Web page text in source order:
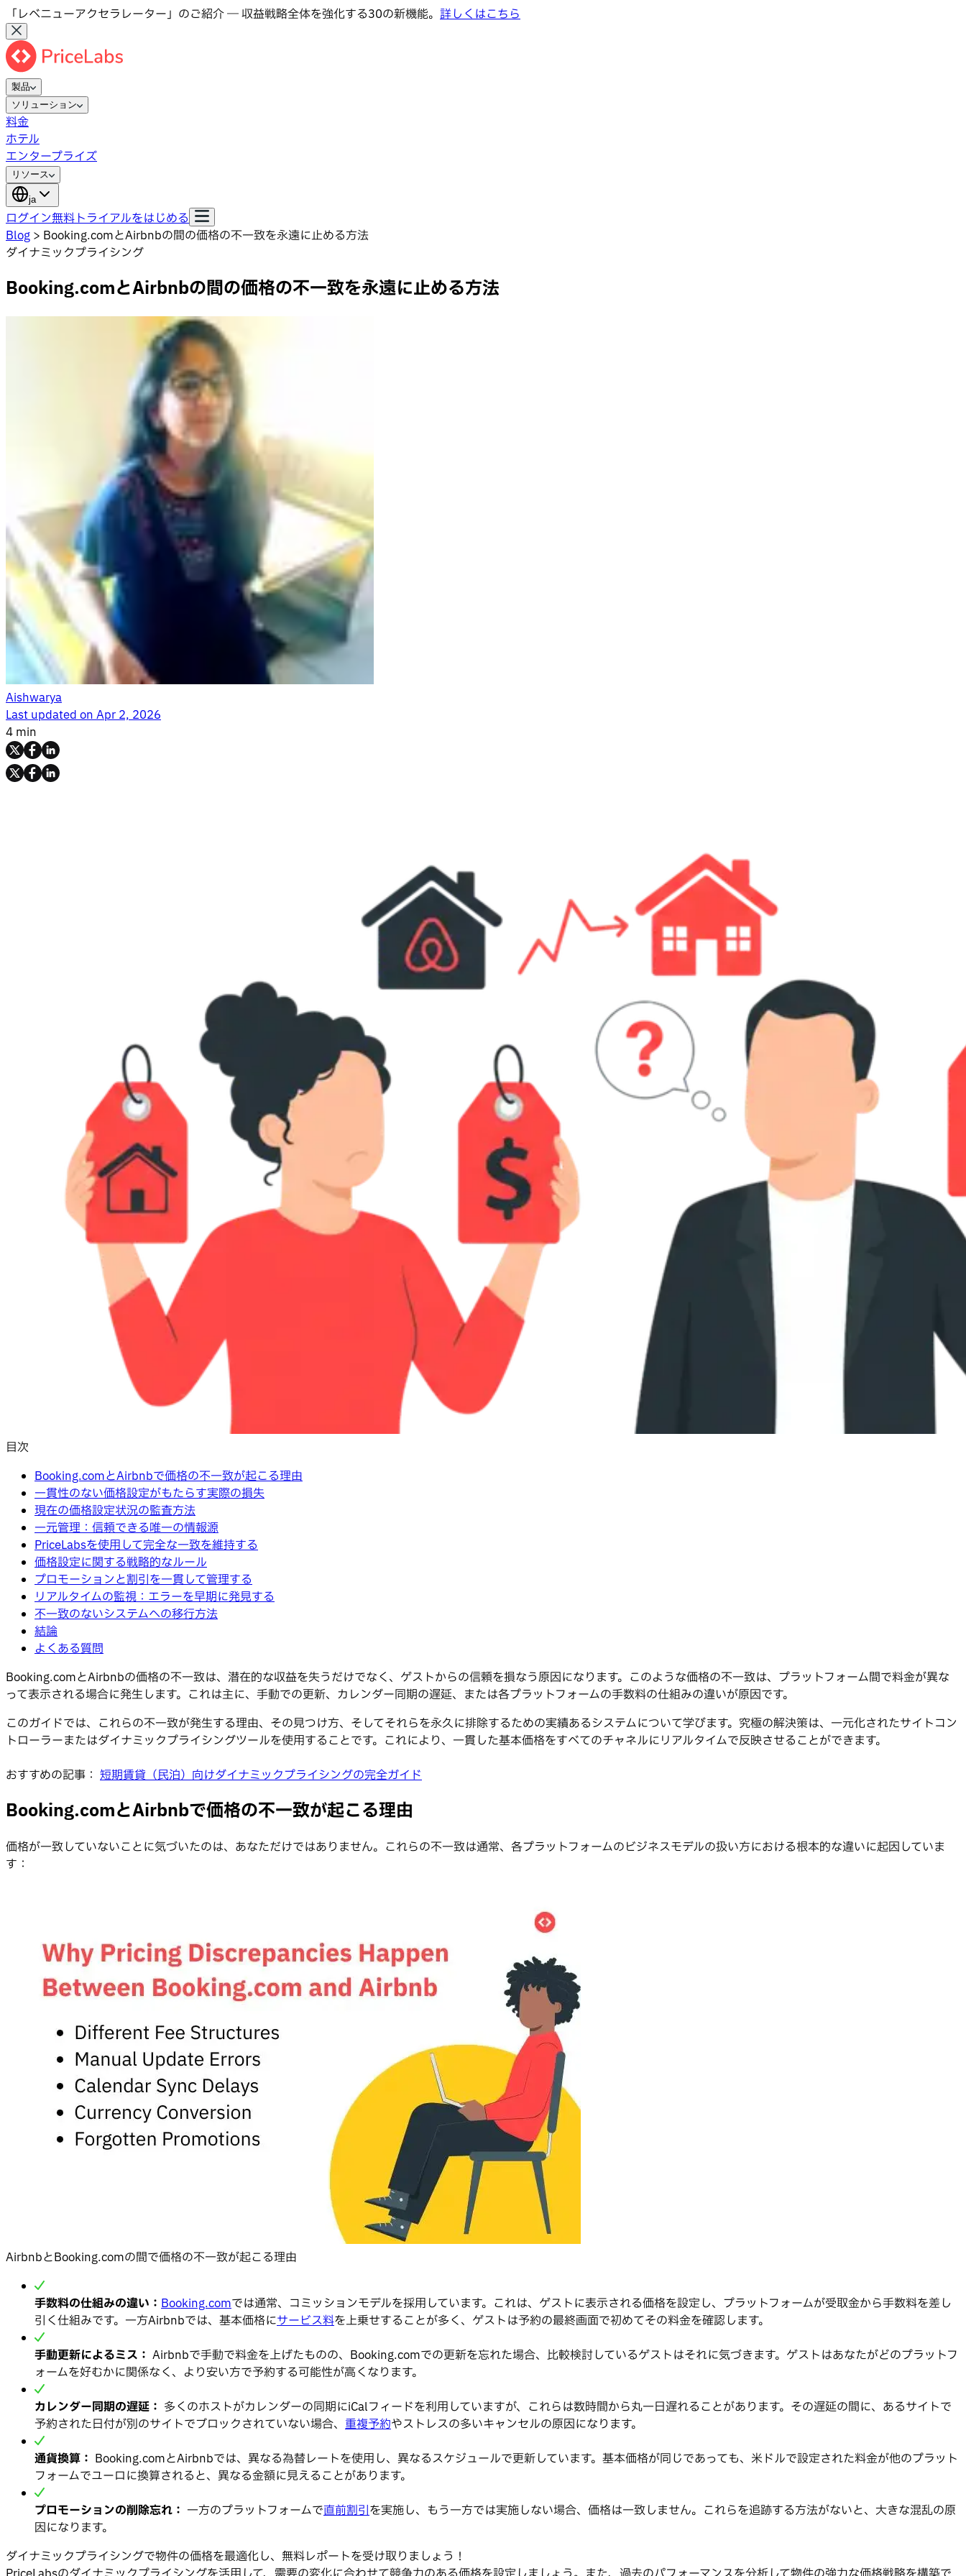
「レベニューアクセラレーター」のご紹介 ― 収益戦略全体を強化する30の新機能。 詳しくはこちら
製品
ソリューション
料金
ホテル
エンタープライズ
リソース
ja
ログイン無料トライアルをはじめる
Blog > Booking.comとAirbnbの間の価格の不一致を永遠に止める方法
ダイナミックプライシング
Booking.comとAirbnbの間の価格の不一致を永遠に止める方法
Aishwarya
Last updated onApr 2, 2026
4 min
目次
Booking.comとAirbnbで価格の不一致が起こる理由
一貫性のない価格設定がもたらす実際の損失
現在の価格設定状況の監査方法
一元管理：信頼できる唯一の情報源
PriceLabsを使用して完全な一致を維持する
価格設定に関する戦略的なルール
プロモーションと割引を一貫して管理する
リアルタイムの監視：エラーを早期に発見する
不一致のないシステムへの移行方法
結論
よくある質問
Booking.comとAirbnbの価格の不一致は、潜在的な収益を失うだけでなく、ゲストからの信頼を損なう原因になります。このような価格の不一致は、プラットフォーム間で料金が異な
って表示される場合に発生します。これは主に、手動での更新、カレンダー同期の遅延、または各プラットフォームの手数料の仕組みの違いが原因です。
このガイドでは、これらの不一致が発生する理由、その見つけ方、そしてそれらを永久に排除するための実績あるシステムについて学びます。究極の解決策は、一元化されたサイトコン
トローラーまたはダイナミックプライシングツールを使用することです。これにより、一貫した基本価格をすべてのチャネルにリアルタイムで反映させることができます。
おすすめの記事： 短期賃貸（民泊）向けダイナミックプライシングの完全ガイド
Booking.comとAirbnbで価格の不一致が起こる理由
価格が一致していないことに気づいたのは、あなただけではありません。これらの不一致は通常、各プラットフォームのビジネスモデルの扱い方における根本的な違いに起因していま
す：
AirbnbとBooking.comの間で価格の不一致が起こる理由
手数料の仕組みの違い： Booking.comでは通常、コミッションモデルを採用しています。これは、ゲストに表示される価格を設定し、プラットフォームが受取金から手数料を差し
引く仕組みです。一方Airbnbでは、基本価格にサービス料を上乗せすることが多く、ゲストは予約の最終画面で初めてその料金を確認します。
手動更新によるミス： Airbnbで手動で料金を上げたものの、Booking.comでの更新を忘れた場合、比較検討しているゲストはそれに気づきます。ゲストはあなたがどのプラットフ
ォームを好むかに関係なく、より安い方で予約する可能性が高くなります。
カレンダー同期の遅延： 多くのホストがカレンダーの同期にiCalフィードを利用していますが、これらは数時間から丸一日遅れることがあります。その遅延の間に、あるサイトで
予約された日付が別のサイトでブロックされていない場合、 重複予約やストレスの多いキャンセルの原因になります。
通貨換算： Booking.comとAirbnbでは、異なる為替レートを使用し、異なるスケジュールで更新しています。基本価格が同じであっても、米ドルで設定された料金が他のプラット
フォームでユーロに換算されると、異なる金額に見えることがあります。
プロモーションの削除忘れ： 一方のプラットフォームで直前割引を実施し、もう一方では実施しない場合、価格は一致しません。これらを追跡する方法がないと、大きな混乱の原
因になります。
ダイナミックプライシングで物件の価格を最適化し、無料レポートを受け取りましょう！